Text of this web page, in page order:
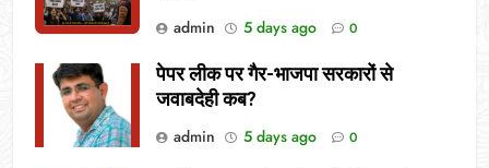
admin
5 days ago 0
पेपर लीक पर गैर-भाजपा सरकारों से
जवाबदेही कब?
admin
5 days ago 0